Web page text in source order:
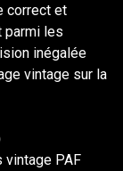
correct et
parmi les
inégalée
vintage sur la
vintage PAF